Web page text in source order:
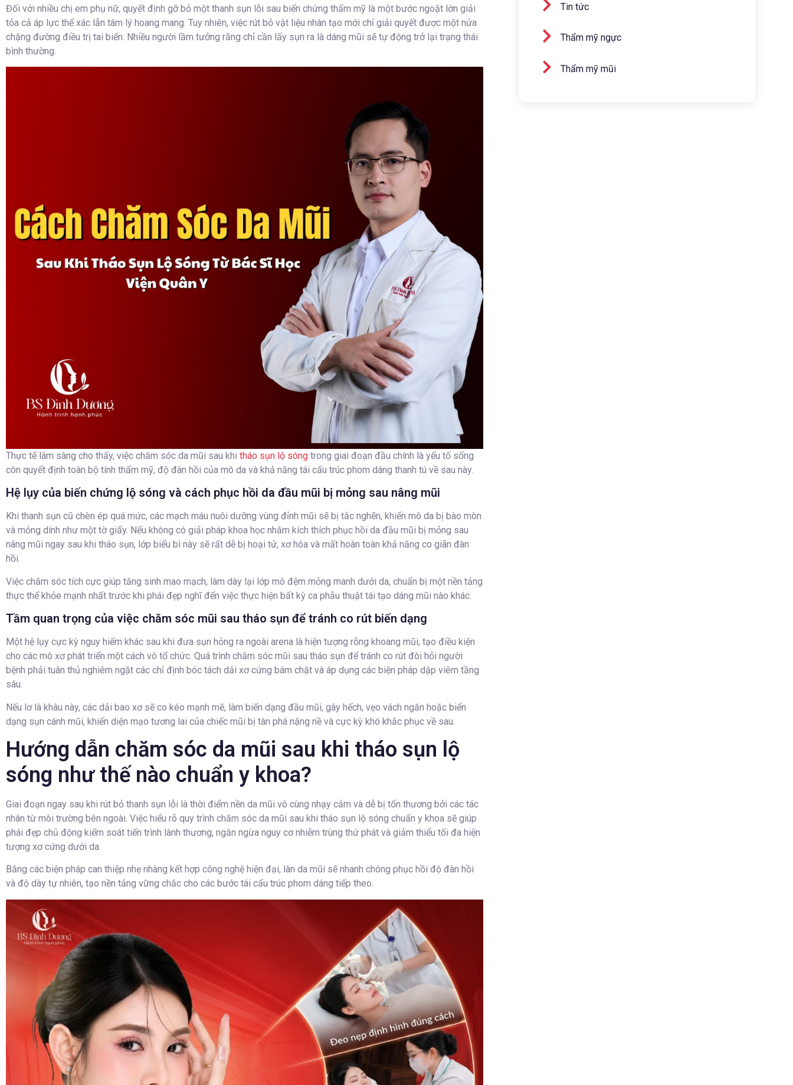
Đối với nhiều chị em phụ nữ, quyết định gỡ bỏ một thanh sụn lỗi sau biến chứng thẩm mỹ là một bước ngoặt lớn giải
tỏa cả áp lực thể xác lẫn tâm lý hoang mang. Tuy nhiên, việc rút bỏ vật liệu nhân tạo mới chỉ giải quyết được một nửa
chặng đường điều trị tai biến. Nhiều người lầm tưởng rằng chỉ cần lấy sụn ra là dáng mũi sẽ tự động trở lại trạng thái
bình thường.
Thực tế lâm sàng cho thấy, việc chăm sóc da mũi sau khi tháo sụn lộ sóng trong giai đoạn đầu chính là yếu tố sống
còn quyết định toàn bộ tính thẩm mỹ, độ đàn hồi của mô da và khả năng tái cấu trúc phom dáng thanh tú về sau này.
Hệ lụy của biến chứng lộ sóng và cách phục hồi da đầu mũi bị mỏng sau nâng mũi
Khi thanh sụn cũ chèn ép quá mức, các mạch máu nuôi dưỡng vùng đỉnh mũi sẽ bị tắc nghẽn, khiến mô da bị bào mòn
và mỏng dính như một tờ giấy. Nếu không có giải pháp khoa học nhằm kích thích phục hồi da đầu mũi bị mỏng sau
nâng mũi ngay sau khi tháo sụn, lớp biểu bì này sẽ rất dễ bị hoại tử, xơ hóa và mất hoàn toàn khả năng co giãn đàn
hồi.
Việc chăm sóc tích cực giúp tăng sinh mao mạch, làm dày lại lớp mô đệm mỏng manh dưới da, chuẩn bị một nền tảng
thực thể khỏe mạnh nhất trước khi phái đẹp nghĩ đến việc thực hiện bất kỳ ca phẫu thuật tái tạo dáng mũi nào khác.
Tầm quan trọng của việc chăm sóc mũi sau tháo sụn để tránh co rút biến dạng
Một hệ lụy cực kỳ nguy hiểm khác sau khi đưa sụn hỏng ra ngoài arena là hiện tượng rỗng khoang mũi, tạo điều kiện
cho các mô xơ phát triển một cách vô tổ chức. Quá trình chăm sóc mũi sau tháo sụn để tránh co rút đòi hỏi người
bệnh phải tuân thủ nghiêm ngặt các chỉ định bóc tách dải xơ cứng bám chặt và áp dụng các biện pháp dập viêm tầng
sâu.
Nếu lơ là khâu này, các dải bao xơ sẽ co kéo mạnh mẽ, làm biến dạng đầu mũi, gây hếch, vẹo vách ngăn hoặc biến
dạng sụn cánh mũi, khiến diện mạo tương lai của chiếc mũi bị tàn phá nặng nề và cực kỳ khó khắc phục về sau.
Hướng dẫn chăm sóc da mũi sau khi tháo sụn lộ
sóng như thế nào chuẩn y khoa?
Giai đoạn ngay sau khi rút bỏ thanh sụn lỗi là thời điểm nền da mũi vô cùng nhạy cảm và dễ bị tổn thương bởi các tác
nhân từ môi trường bên ngoài. Việc hiểu rõ quy trình chăm sóc da mũi sau khi tháo sụn lộ sóng chuẩn y khoa sẽ giúp
phái đẹp chủ động kiểm soát tiến trình lành thương, ngăn ngừa nguy cơ nhiễm trùng thứ phát và giảm thiểu tối đa hiện
tượng xơ cứng dưới da.
Bằng các biện pháp can thiệp nhẹ nhàng kết hợp công nghệ hiện đại, làn da mũi sẽ nhanh chóng phục hồi độ đàn hồi
và độ dày tự nhiên, tạo nền tảng vững chắc cho các bước tái cấu trúc phom dáng tiếp theo.
Tin tức
Thẩm mỹ ngực
Thẩm mỹ mũi